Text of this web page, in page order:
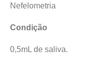
Nefelometria
Condição
0,5mL de saliva.